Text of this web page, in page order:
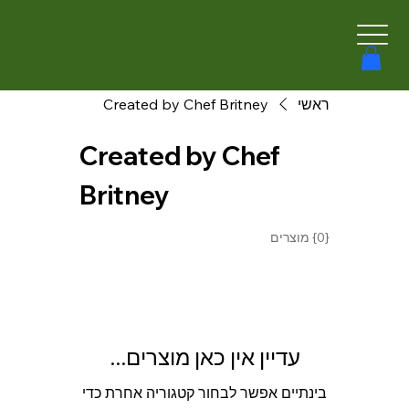
ראשי Created by Chef Britney
Created by Chef
Britney
{0} מוצרים
עדיין אין כאן מוצרים...
בינתיים אפשר לבחור קטגוריה אחרת כדי